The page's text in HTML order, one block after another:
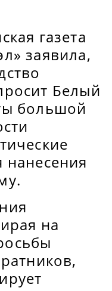
газета
заявила,
Белый
большой
нанесения
на